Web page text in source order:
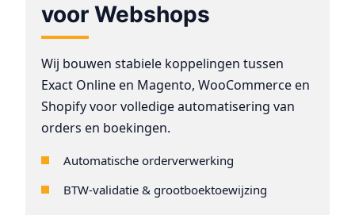
voor Webshops
Wij bouwen stabiele koppelingen tussen
Exact Online en Magento, WooCommerce en
Shopify voor volledige automatisering van
orders en boekingen.
Automatische orderverwerking
BTW-validatie & grootboektoewijzing